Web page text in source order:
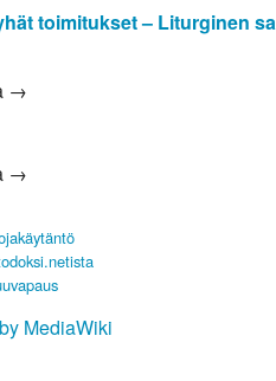
toimitukset – Liturginen
→
→
MediaWiki